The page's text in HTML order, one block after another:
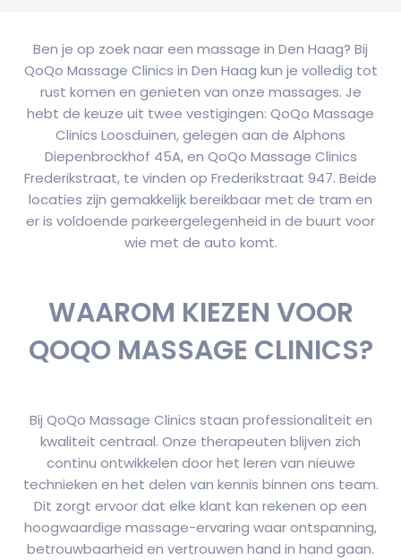
Ben je op zoek naar een massage in Den Haag? Bij
QoQo Massage Clinics in Den Haag kun je volledig tot
rust komen en genieten van onze massages. Je
hebt de keuze uit twee vestigingen: QoQo Massage
Clinics Loosduinen, gelegen aan de Alphons
Diepenbrockhof 45A, en QoQo Massage Clinics
Frederikstraat, te vinden op Frederikstraat 947. Beide
locaties zijn gemakkelijk bereikbaar met de tram en
er is voldoende parkeergelegenheid in de buurt voor
wie met de auto komt.
WAAROM KIEZEN VOOR
QOQO MASSAGE CLINICS?
Bij QoQo Massage Clinics staan professionaliteit en
kwaliteit centraal. Onze therapeuten blijven zich
continu ontwikkelen door het leren van nieuwe
technieken en het delen van kennis binnen ons team.
Dit zorgt ervoor dat elke klant kan rekenen op een
hoogwaardige massage-ervaring waar ontspanning,
betrouwbaarheid en vertrouwen hand in hand gaan.